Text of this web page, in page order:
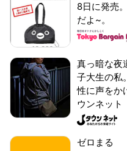
8日に発売
だよ~。
真っ暗な夜
子大生の私
性に声をか
ウンネット
ゼロまる